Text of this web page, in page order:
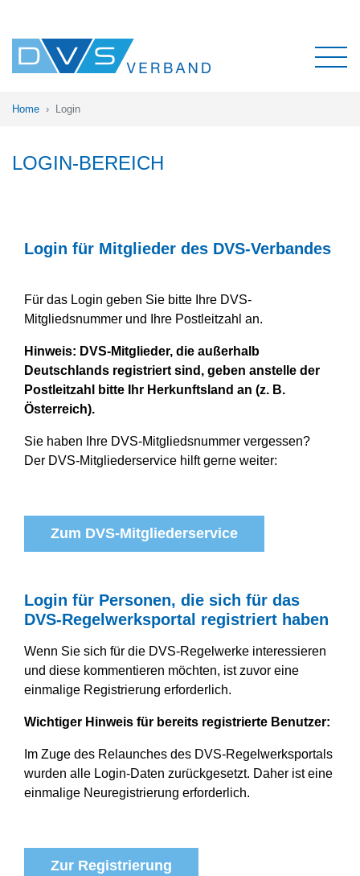
Home Login
LOGIN-BEREICH
Login für Mitglieder des DVS-Verbandes
Für das Login geben Sie bitte Ihre DVS-
Mitgliedsnummer und Ihre Postleitzahl an.
Hinweis: DVS-Mitglieder, die außerhalb
Deutschlands registriert sind, geben anstelle der
Postleitzahl bitte Ihr Herkunftsland an (z. B.
Österreich).
Sie haben Ihre DVS-Mitgliedsnummer vergessen?
Der DVS-Mitgliederservice hilft gerne weiter:
Zum DVS-Mitgliederservice
Login für Personen, die sich für das
DVS-Regelwerksportal registriert haben
Wenn Sie sich für die DVS-Regelwerke interessieren
und diese kommentieren möchten, ist zuvor eine
einmalige Registrierung erforderlich.
Wichtiger Hinweis für bereits registrierte Benutzer:
Im Zuge des Relaunches des DVS-Regelwerksportals
wurden alle Login-Daten zurückgesetzt. Daher ist eine
einmalige Neuregistrierung erforderlich.
Zur Registrierung